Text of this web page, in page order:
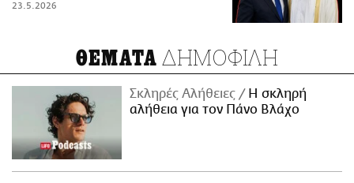
23.5.2026
ΘΕΜΑΤΑ ΔΗΜΟΦΙΛΗ
Σκληρές Αλήθειες
H σκληρή
αλήθεια για τον Πάνο Βλάχο